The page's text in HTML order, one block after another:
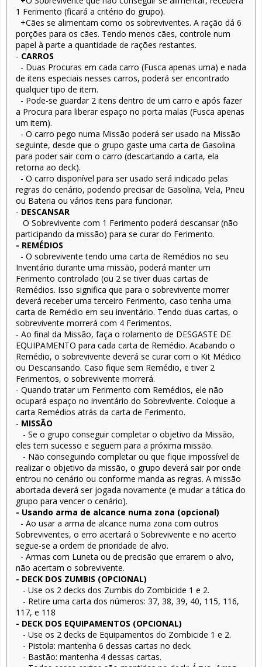
1 Ferimento (ficará a critério do grupo).
+Cães se alimentam como os sobreviventes. A ração dá 6
porções para os cães. Tendo menos cães, controle num
papel à parte a quantidade de rações restantes.
- CARROS
- Duas Procuras em cada carro (Fusca apenas uma) e nada
de itens especiais nesses carros, poderá ser encontrado
qualquer tipo de item.
- Pode-se guardar 2 itens dentro de um carro e após fazer
a Procura para liberar espaço no porta malas (Fusca apenas
um item).
- O carro pego numa Missão poderá ser usado na Missão
seguinte, desde que o grupo gaste uma carta de Gasolina
para poder sair com o carro (descartando a carta, ela
retorna ao deck).
- O carro disponível para ser usado será indicado pelas
regras do cenário, podendo precisar de Gasolina, Vela, Pneu
ou Bateria ou vários itens para funcionar.
- DESCANSAR
O Sobrevivente com 1 Ferimento poderá descansar (não
participando da missão) para se curar do Ferimento.
- REMÉDIOS
- O sobrevivente tendo uma carta de Remédios no seu
Inventário durante uma missão, poderá manter um
Ferimento controlado (ou 2 se tiver duas cartas de
Remédios. Isso significa que para o sobrevivente morrer
deverá receber uma terceiro Ferimento, caso tenha uma
carta de Remédio em seu inventário. Tendo duas cartas, o
sobrevivente morrerá com 4 Ferimentos.
- Ao final da Missão, faça o rolamento de DESGASTE DE
EQUIPAMENTO para cada carta de Remédio. Acabando o
Remédio, o sobrevivente deverá se curar com o Kit Médico
ou Descansando. Caso fique sem Remédio, e tiver 2
Ferimentos, o sobrevivente morrerá.
- Quando tratar um Ferimento com Remédios, ele não
ocupará espaço no inventário do Sobrevivente. Coloque a
carta Remédios atrás da carta de Ferimento.
- MISSÃO
- Se o grupo conseguir completar o objetivo da Missão,
eles tem sucesso e seguem para a próxima missão.
- Não conseguindo completar ou que fique impossível de
realizar o objetivo da missão, o grupo deverá sair por onde
entrou no cenário ou conforme manda as regras. A missão
abortada deverá ser jogada novamente (e mudar a tática do
grupo para vencer o cenário).
- Usando arma de alcance numa zona (opcional)
- Ao usar a arma de alcance numa zona com outros
Sobreviventes, o erro acertará o Sobrevivente e no acerto
segue-se a ordem de prioridade de alvo.
- Armas com Luneta ou de precisão que errarem o alvo,
não acertam o sobrevivente.
- DECK DOS ZUMBIS (OPCIONAL)
- Use os 2 decks dos Zumbis do Zombicide 1 e 2.
- Retire uma carta dos números: 37, 38, 39, 40, 115, 116,
117, e 118
- DECK DOS EQUIPAMENTOS (OPCIONAL)
- Use os 2 decks de Equipamentos do Zombicide 1 e 2.
- Pistola: mantenha 6 dessas cartas no deck.
- Bastão: mantenha 4 dessas cartas.